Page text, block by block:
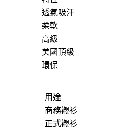
透氣吸汗
柔軟
高級
美國頂級
環保
用途
商務襯衫
正式襯衫